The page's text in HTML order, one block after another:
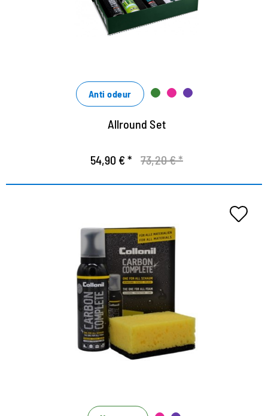
pflegt mit Bambus-Extrakten
das Spray Carbon Pro zum Imprägnieren aller
Anti odeur
Allround Set
54,90 € * 73,20 € *
Nettoyage tout-en-un
Le moyen rapide de nettoyer, des chaussures
protégées et bien entretenues
Mousse très efficace pour des soins approfondis de
tous les matériaux
Avec effet d'imprégnation